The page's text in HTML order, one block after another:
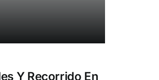
Y Recorrido En